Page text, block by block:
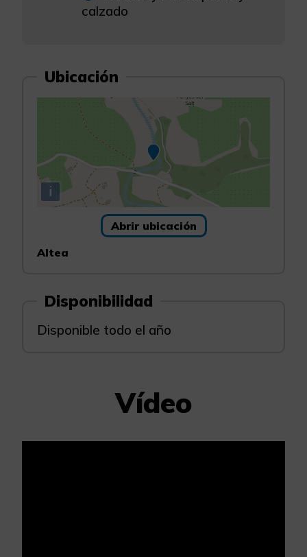
calzado
Ubicación
i
Abrir ubicación
Altea
Disponibilidad
Disponible todo el año
Vídeo